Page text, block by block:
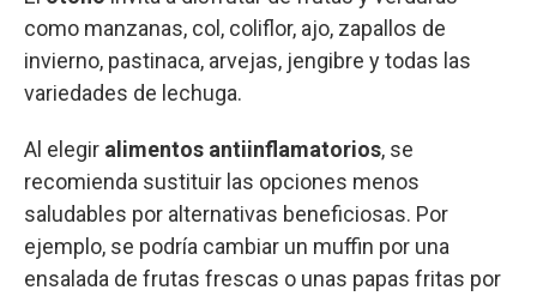
como manzanas, col, coliflor, ajo, zapallos de
invierno, pastinaca, arvejas, jengibre y todas las
variedades de lechuga.
Al elegir alimentos antiinflamatorios, se
recomienda sustituir las opciones menos
saludables por alternativas beneficiosas. Por
ejemplo, se podría cambiar un muffin por una
ensalada de frutas frescas o unas papas fritas por